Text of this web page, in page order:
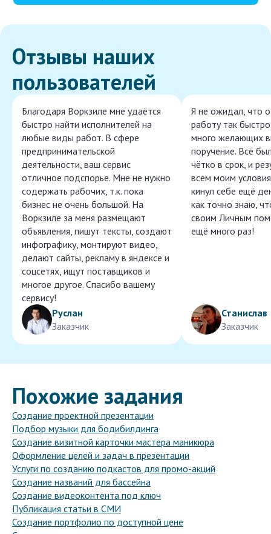
Отзывы наших
пользователей
Благодаря Воркзиле мне удаётся
быстро найти исполнителей на
любые виды работ. В сфере
предпринимательской
деятельности, ваш сервис
отличное подспорье. Мне не нужно
содержать рабочих, т.к. пока
бизнес не очень большой. На
Воркзиле за меня размещают
объявления, пишут тексты, создают
инфографику, монтируют видео,
делают сайты, рекламу в яндексе и
соцсетях, ищут поставщиков и
многое другое. Спасибо вашему
сервису!
Руслан
Заказчик
Я не ожидал, что
работу так
много желающих
поручение. Всё
чётко в срок, и
всем моим
кинул себе ещё
как точно знаю,
своим Личным
ещё много раз!
Станислав
Заказчик
Похожие задания
Создание проектной презентации
Подбор музыки для бодибилдинга
Создание визитной карточки мастера маникюра
Оформление целей и задач в презентации
Услуги по созданию подкастов для промо-акций
Создание названий для бассейна
Создание видеоконтента под ключ
Публикация статьи в СМИ
Создание портфолио по доступной цене